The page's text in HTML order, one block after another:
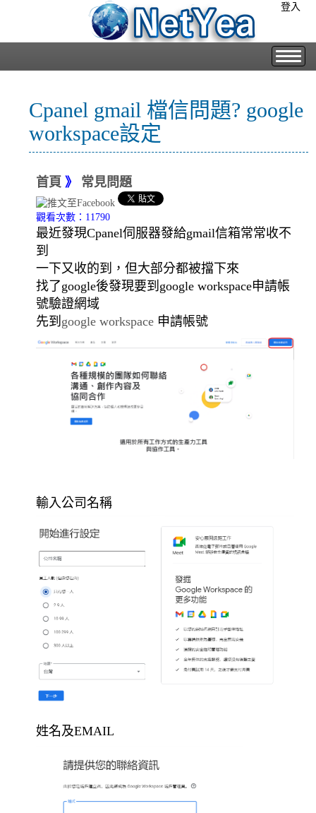
登入
Cpanel gmail 檔信問題? google
workspace設定
首頁 》 常見問題
觀看次數：11790
最近發現Cpanel伺服器發給gmail信箱常常收不
到
一下又收的到，但大部分都被擋下來
找了google後發現要到google workspace申請帳
號驗證網域
先到 google workspace 申請帳號
輸入公司名稱
姓名及EMAIL